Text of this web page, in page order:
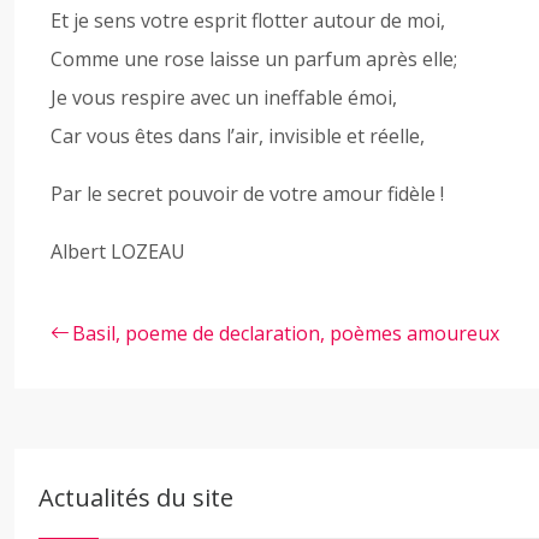
Et je sens votre esprit flotter autour de moi,
Comme une rose laisse un parfum après elle;
Je vous respire avec un ineffable émoi,
Car vous êtes dans l’air, invisible et réelle,
Par le secret pouvoir de votre amour fidèle !
Albert LOZEAU
Basil, poeme de declaration, poèmes amoureux
Actualités du site